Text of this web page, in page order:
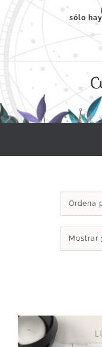
Saltar
contenido
sólo
SERVICIOS
PRODUCTOS
Ordena
Mostrar